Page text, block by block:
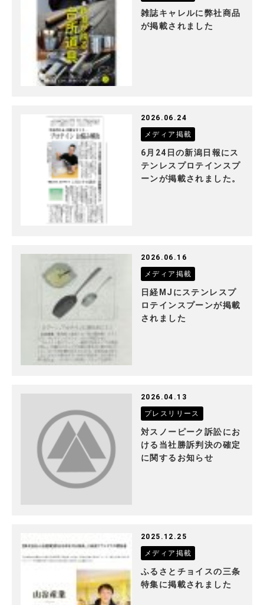
雑誌キャレルに弊社商品
が掲載されました
2026.06.24
メディア掲載
6月24日の新潟日報にス
テンレスプロテインスプ
ーンが掲載されました。
2026.06.16
メディア掲載
日経MJにステンレスプ
ロテインスプーンが掲載
されました
2026.04.13
プレスリリース
対スノーピーク訴訟にお
ける当社勝訴判決の確定
に関するお知らせ
2025.12.25
メディア掲載
ふるさとチョイスの三条
特集に掲載されました